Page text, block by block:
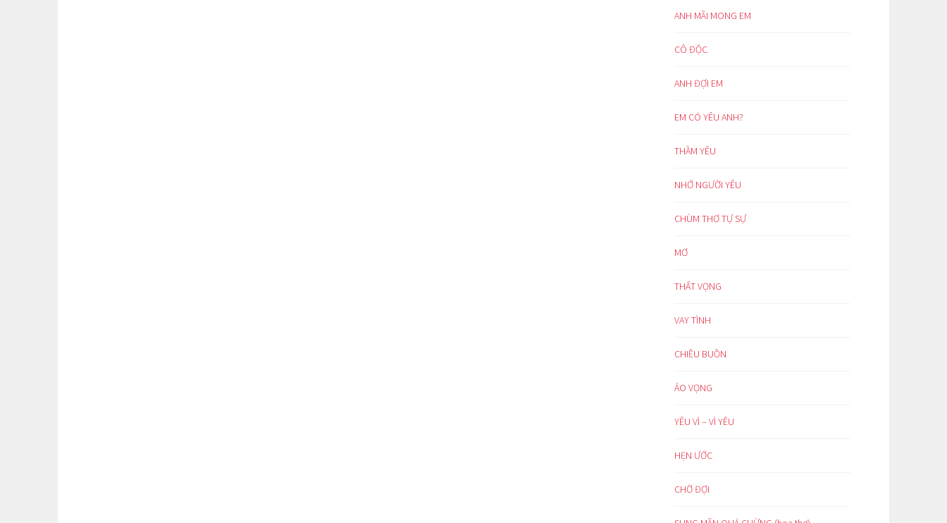
ANH MÃI MONG EM
CÔ ĐỘC
ANH ĐỢI EM
EM CÓ YÊU ANH?
THẦM YÊU
NHỚ NGƯỜI YÊU
CHÙM THƠ TỰ SỰ
MƠ
THẤT VỌNG
VAY TÌNH
CHIỀU BUỒN
ẢO VỌNG
YÊU VÌ – VÌ YÊU
HẸN ƯỚC
CHỜ ĐỢI